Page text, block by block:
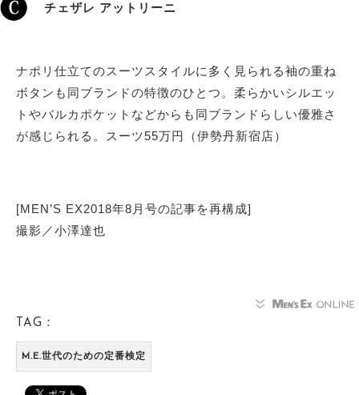
チェザレ アットリーニ
ナポリ仕立てのスーツスタイルに多く見られる袖の重ね
ボタンも同ブランドの特徴のひとつ。柔らかいシルエッ
トやバルカポケットなどからも同ブランドらしい優雅さ
が感じられる。スーツ55万円（伊勢丹新宿店）
[MEN’S EX2018年8月号の記事を再構成]
撮影／小澤達也
TAG：
M.E.世代のための定番検定